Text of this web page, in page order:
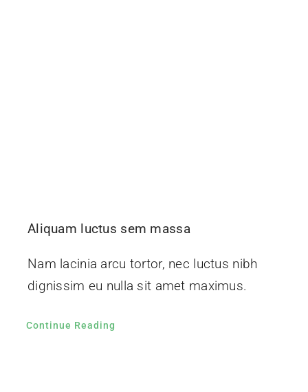
Aliquam luctus sem massa
Nam lacinia arcu tortor, nec luctus nibh
dignissim eu nulla sit amet maximus.
Continue Reading